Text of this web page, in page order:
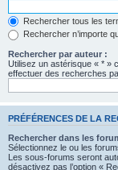
Rechercher tous les
Rechercher n’importe
Rechercher par auteur :
Utilisez un astérisque « * »
effectuer des recherches
PRÉFÉRENCES DE LA
Rechercher dans les
Sélectionnez le ou les
Les sous-forums seront
désactivez pas l’option «